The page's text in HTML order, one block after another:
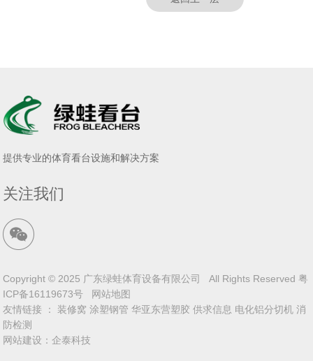
提供专业的体育看台设施和解决方案
关注我们
Copyright © 2025 广东绿蛙体育设备有限公司 All Rights Reserved 粤
ICP备16119673号
网站地图
友情链接 ：装修窝 涂塑钢管 华亚东营塑胶 供求信息 电化铝分切机 消
防检测
网站建设 ： 企泰科技